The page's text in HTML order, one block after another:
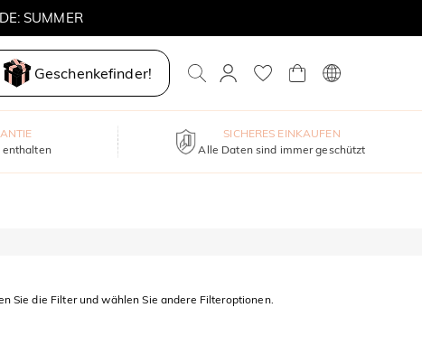
SUMMER
Geschenkefinder!
enthalten
SICHERES EINKAUFEN
Alle Daten sind immer geschützt
Sie die Filter und wählen Sie andere Filteroptionen.